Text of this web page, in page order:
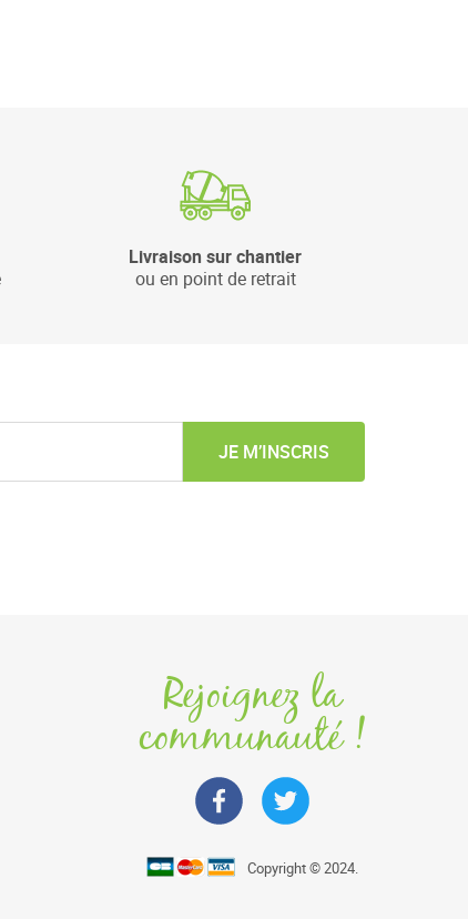
Livraison sur chantier
ou en point de retrait
JE M’INSCRIS
Rejoignez la
communauté !
Copyright © 2024.